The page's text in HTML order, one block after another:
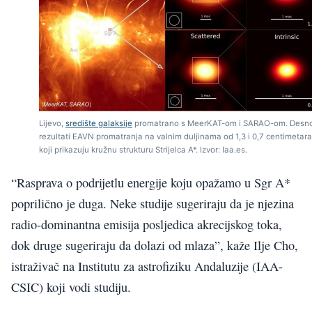
Lijevo, središte galaksije promatrano s MeerKAT-om i SARAO-om.
rezultati EAVN promatranja na valnim duljinama od 1,3 i 0,7
koji prikazuju kružnu strukturu Strijelca A*. Izvor: Iaa.es.
“Rasprava o podrijetlu energije koju opažamo u Sgr A*
poprilično je duga. Neke studije sugeriraju da je njezina
radio-dominantna emisija posljedica akrecijskog toka,
dok druge sugeriraju da dolazi od mlaza”, kaže Ilje Cho,
istraživač na Institutu za astrofiziku Andaluzije (IAA-
CSIC) koji vodi studiju.